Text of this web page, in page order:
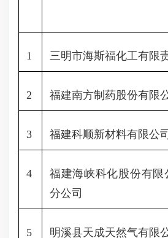
1 三明市海斯福化工有限
2 福建南方制药股份有限
3 福建科顺新材料有限公司
4
福建海峡科化股份有限
分公司
5 明溪县天成天然气有限